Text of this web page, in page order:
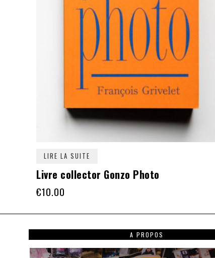
LIRE LA SUITE
Livre collector Gonzo Photo
€10.00
A PROPOS